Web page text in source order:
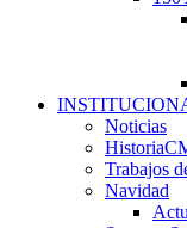
Noticias
Trabajos
Navidad